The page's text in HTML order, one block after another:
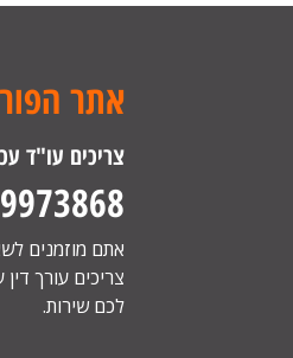
אתר
צריכים עו"ד
אתם מוזמנים
צריכים עורך
לכם שירות.